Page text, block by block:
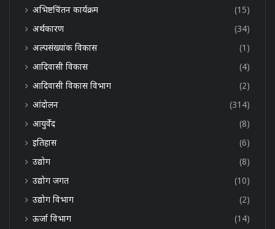
अभिष्टचिंतन कार्यक्रम
(15)
अर्थकारण
(34)
अल्पसंख्यांक विकास
(1)
आदिवासी विकास
(4)
आदिवासी विकास विभाग
(2)
आंदोलन
(314)
आयुर्वेद
(8)
इतिहास
(6)
उद्योग
(8)
उद्योग जगत
(10)
उद्योग विभाग
(2)
ऊर्जा विभाग
(14)